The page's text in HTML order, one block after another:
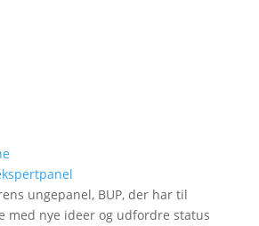
ungepanel, BUP, der har til
med nye ideer og udfordre status